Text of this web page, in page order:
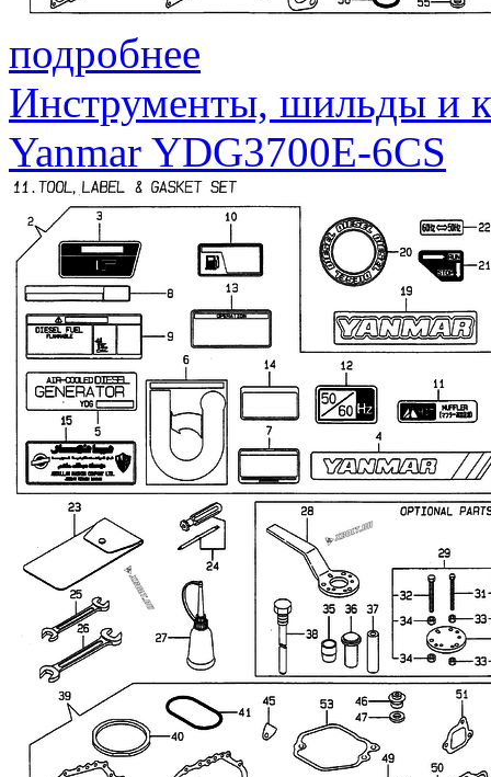
подробнее
Инструменты, шильды и
Yanmar YDG3700E-6CS